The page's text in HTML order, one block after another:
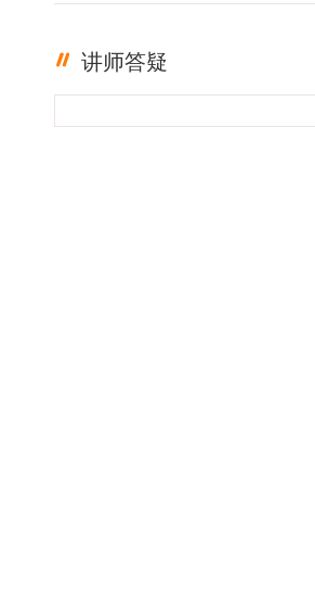
讲师答疑